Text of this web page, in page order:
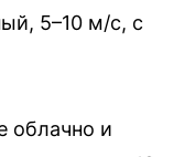
5–10 м/с, с
облачно и